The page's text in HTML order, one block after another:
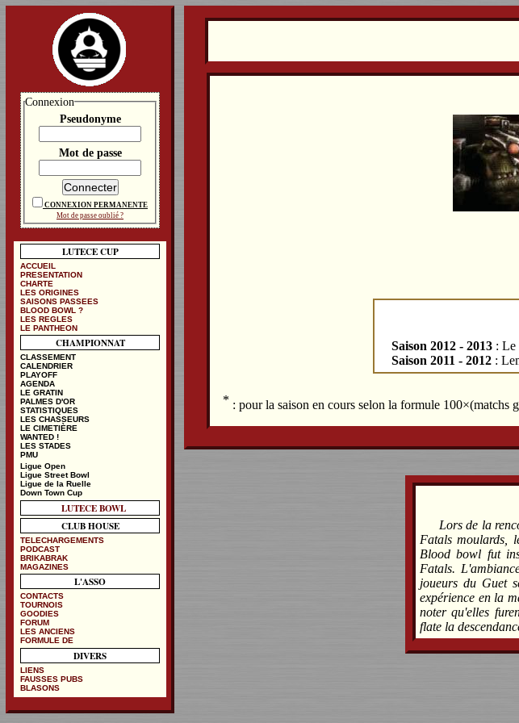
Saison 2012 - 2013 : Le
Saison 2011 - 2012 :
* : pour la saison en cours selon la formule 100×(matchs
Lors de la
Fatals moulards,
Blood bowl fut
Fatals.
joueurs du Guet
expérience en la
noter qu'elles
flate la
Connexion
Pseudonyme
Mot de passe
CONNEXION PERMANENTE
Mot de passe oublié ?
LUTECE CUP
ACCUEIL
PRESENTATION
CHARTE
LES ORIGINES
SAISONS PASSEES
BLOOD BOWL ?
LES REGLES
LE PANTHEON
CHAMPIONNAT
CLASSEMENT
CALENDRIER
PLAYOFF
AGENDA
LE GRATIN
PALMES D'OR
STATISTIQUES
LES CHASSEURS
LE CIMETIÈRE
WANTED !
LES STADES
PMU
Ligue Open
Ligue Street Bowl
Ligue de la Ruelle
Down Town Cup
LUTECE BOWL
CLUB HOUSE
TELECHARGEMENTS
PODCAST
BRIKABRAK
MAGAZINES
L'ASSO
CONTACTS
TOURNOIS
GOODIES
FORUM
LES ANCIENS
FORMULE DE
DIVERS
LIENS
FAUSSES PUBS
BLASONS